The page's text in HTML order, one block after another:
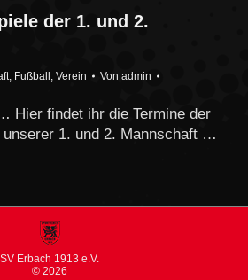
der 1. und 2.
, Fußball Verein Von admin
Hier findet ihr die Termine der
unserer 1. und 2. Mannschaft …
SV Erbach 1913 e.V.
© 2026